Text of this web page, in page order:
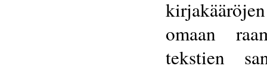
omaan
tekstien